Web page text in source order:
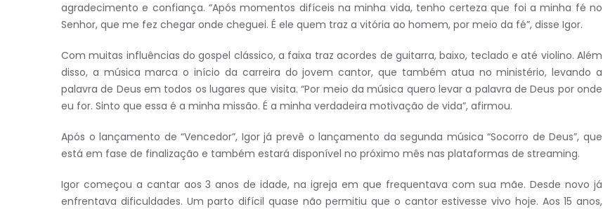
agradecimento e confiança. “Após momentos difíceis na minha vida, tenho certeza que foi a minha fé no
Senhor, que me fez chegar onde cheguei. É ele quem traz a vitória ao homem, por meio da fé”, disse Igor.
Com muitas influências do gospel clássico, a faixa traz acordes de guitarra, baixo, teclado e até violino. Além
disso, a música marca o início da carreira do jovem cantor, que também atua no ministério, levando a
palavra de Deus em todos os lugares que visita. “Por meio da música quero levar a palavra de Deus por onde
eu for. Sinto que essa é a minha missão. É a minha verdadeira motivação de vida”, afirmou.
Após o lançamento de “Vencedor”, Igor já prevê o lançamento da segunda música “Socorro de Deus”, que
está em fase de finalização e também estará disponível no próximo mês nas plataformas de streaming.
Igor começou a cantar aos 3 anos de idade, na igreja em que frequentava com sua mãe. Desde novo já
enfrentava dificuldades. Um parto difícil quase não permitiu que o cantor estivesse vivo hoje. Aos 15 anos,